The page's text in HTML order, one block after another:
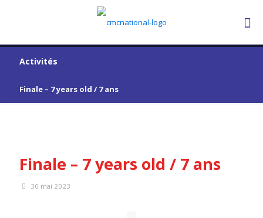
Activités
Finale – 7 years old / 7 ans
Finale – 7 years old / 7 ans
30 mai 2023